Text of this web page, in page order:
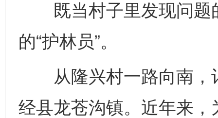
既当村子里发现问题
的“护林员”。
从隆兴村一路向南，
经县龙苍沟镇。近年来